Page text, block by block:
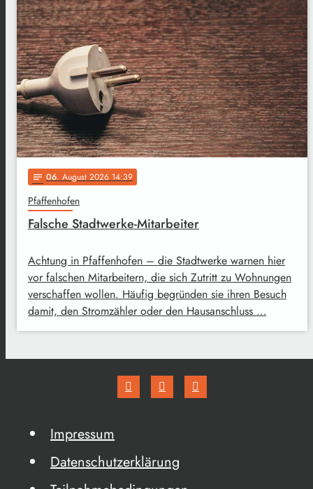
notes 06. August 2026 14:39
Pfaffenhofen
Falsche Stadtwerke-Mitarbeiter
Achtung in Pfaffenhofen – die Stadtwerke warnen hier
vor falschen Mitarbeitern, die sich Zutritt zu Wohnungen
verschaffen wollen. Häufig begründen sie ihren Besuch
damit, den Stromzähler oder den Hausanschluss …
Impressum
Datenschutzerklärung